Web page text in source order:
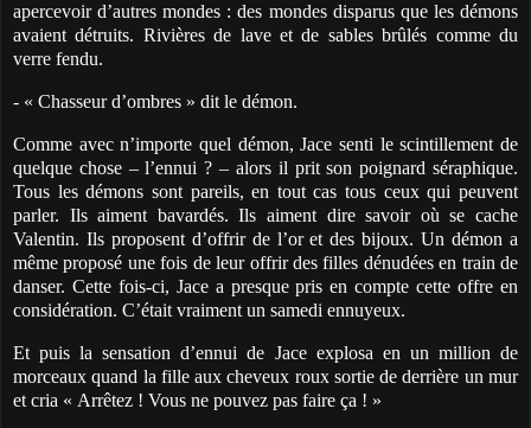
apercevoir d’autres mondes : des mondes disparus que les démons
avaient détruits. Rivières de lave et de sables brûlés comme du
verre fendu.
- « Chasseur d’ombres » dit le démon.
Comme avec n’importe quel démon, Jace senti le scintillement de
quelque chose – l’ennui ? – alors il prit son poignard séraphique.
Tous les démons sont pareils, en tout cas tous ceux qui peuvent
parler. Ils aiment bavardés. Ils aiment dire savoir où se cache
Valentin. Ils proposent d’offrir de l’or et des bijoux. Un démon a
même proposé une fois de leur offrir des filles dénudées en train de
danser. Cette fois-ci, Jace a presque pris en compte cette offre en
considération. C’était vraiment un samedi ennuyeux.
Et puis la sensation d’ennui de Jace explosa en un million de
morceaux quand la fille aux cheveux roux sortie de derrière un mur
et cria « Arrêtez ! Vous ne pouvez pas faire ça ! »